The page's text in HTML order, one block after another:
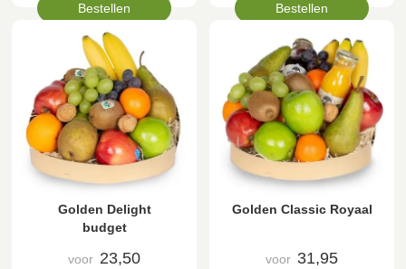
Bestellen Bestellen
Golden Delight
budget
voor 23,50
Golden Classic Royaal
voor 31,95